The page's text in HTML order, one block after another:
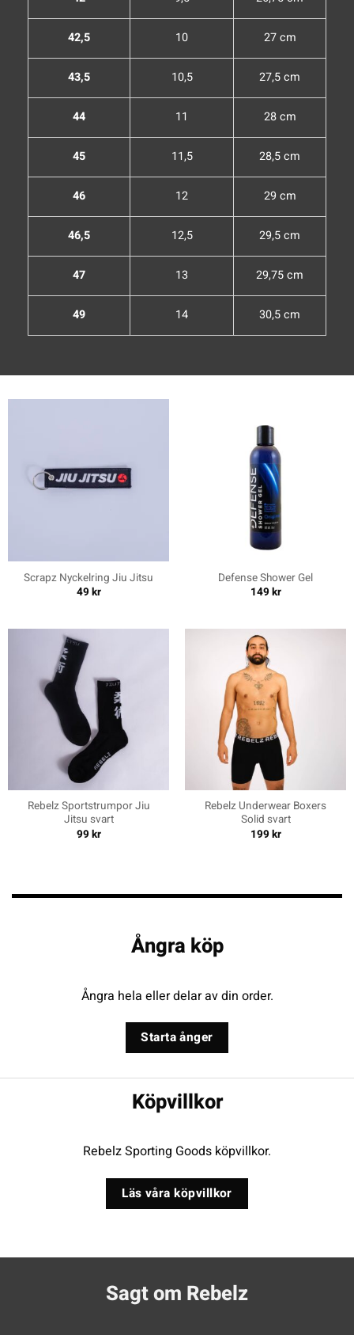
42,5 10 27 cm
43,5 10,5 27,5 cm
44 11 28 cm
45 11,5 28,5 cm
46 12 29 cm
46,5 12,5 29,5 cm
47 13 29,75 cm
49 14 30,5 cm
Scrapz Nyckelring Jiu Jitsu
49kr
Defense Shower Gel
149kr
Rebelz Sportstrumpor Jiu
Jitsu svart
99kr
Rebelz Underwear Boxers
Solid svart
199kr
Ångra köp
Ångra hela eller delar av din order.
Starta ånger
Köpvillkor
Rebelz Sporting Goods köpvillkor.
Läs våra köpvillkor
Sagt om Rebelz